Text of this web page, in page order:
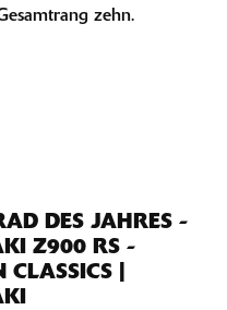
zehn.
DES JAHRES -
Z900 RS -
|